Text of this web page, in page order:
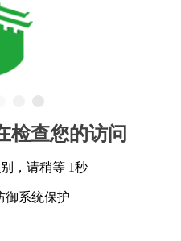
检查您的访问
，请稍等 1秒
御系统保护